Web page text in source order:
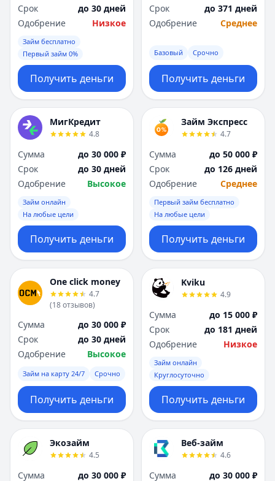
Срок
до 30 дней
Одобрение
Низкое
Займ бесплатно
Первый займ 0%
Получить деньги
Срок
до 371 дней
Одобрение
Среднее
Базовый Срочно
Получить деньги
МигКредит
4.8
Сумма
до 30 000 ₽
Срок
до 30 дней
Одобрение
Высокое
Займ онлайн
На любые цели
Получить деньги
Займ Экспресс
4.7
Сумма
до 50 000 ₽
Срок
до 126 дней
Одобрение
Среднее
Первый займ бесплатно
На любые цели
Получить деньги
One click money
4.7
(18отзывов)
Сумма
до 30 000 ₽
Срок
до 30 дней
Одобрение
Высокое
Займ на карту 24/7 Срочно
Получить деньги
Kviku
4.9
Сумма
до 15 000 ₽
Срок
до 181 дней
Одобрение
Низкое
Займ онлайн
Круглосуточно
Получить деньги
Экозайм
4.5
Сумма
до 30 000 ₽
Веб-займ
4.6
Сумма
до 30 000 ₽